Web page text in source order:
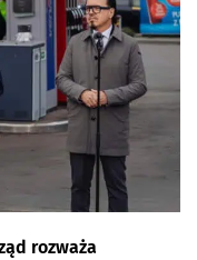
rozważa